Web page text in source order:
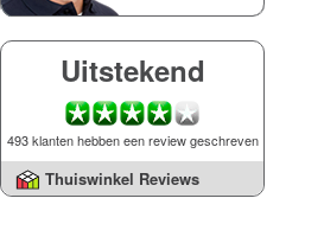
Uitstekend
493 klanten hebben een review geschreven
Thuiswinkel Reviews